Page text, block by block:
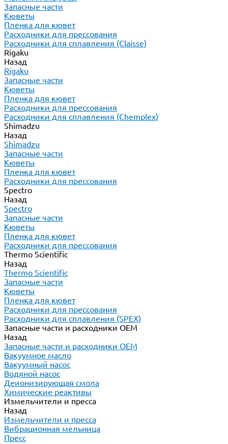
Запасные части
Кюветы
Пленка для кювет
Расходники для прессования
Расходники для сплавления (Claisse)
Rigaku
Назад
Rigaku
Запасные части
Кюветы
Пленка для кювет
Расходники для прессования
Расходники для сплавления (Chemplex)
Shimadzu
Назад
Shimadzu
Запасные части
Кюветы
Пленка для кювет
Расходники для прессования
Spectro
Назад
Spectro
Запасные части
Кюветы
Пленка для кювет
Расходники для прессования
Thermo Scientific
Назад
Thermo Scientific
Запасные части
Кюветы
Пленка для кювет
Расходники для прессования
Расходники для сплавления (SPEX)
Запасные части и расходники ОЕМ
Назад
Запасные части и расходники ОЕМ
Вакуумное масло
Вакуумный насос
Водяной насос
Деионизирующая смола
Химические реактивы
Измельчители и пресса
Назад
Измельчители и пресса
Вибрационная мельница
Пресс